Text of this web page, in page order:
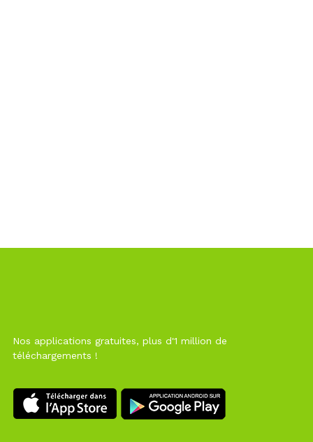
Nos applications gratuites, plus d'1 million de
téléchargements !